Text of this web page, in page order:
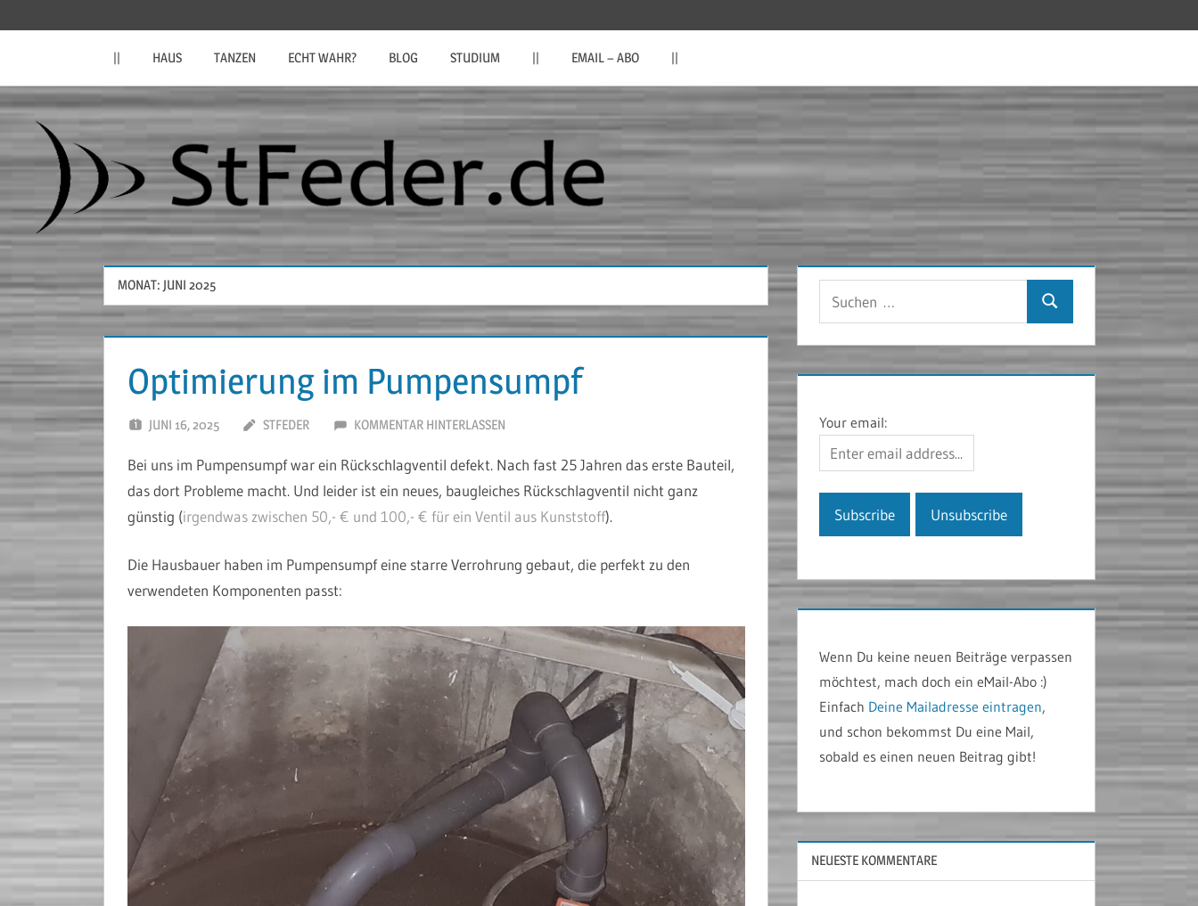
StFeder.de
|| HAUS TANZEN ECHT WAHR? BLOG STUDIUM || EMAIL – ABO ||
MONAT: JUNI 2025
Optimierung im Pumpensumpf
JUNI 16, 2025 STFEDER KOMMENTAR HINTERLASSEN
Bei uns im Pumpensumpf war ein Rückschlagventil defekt. Nach fast 25 Jahren das erste Bauteil,
das dort Probleme macht. Und leider ist ein neues, baugleiches Rückschlagventil nicht ganz
günstig (irgendwas zwischen 50,- € und 100,- € für ein Ventil aus Kunststoff).
Die Hausbauer haben im Pumpensumpf eine starre Verrohrung gebaut, die perfekt zu den
verwendeten Komponenten passt:
Suchen
Your email:
Wenn Du keine neuen Beiträge verpassen
möchtest, mach doch ein eMail-Abo :)
Einfach Deine Mailadresse eintragen,
und schon bekommst Du eine Mail,
sobald es einen neuen Beitrag gibt!
NEUESTE KOMMENTARE